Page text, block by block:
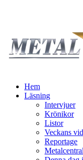
Hem
Läsning
Intervjuer
Krönikor
Listor
Veckans
Reportage